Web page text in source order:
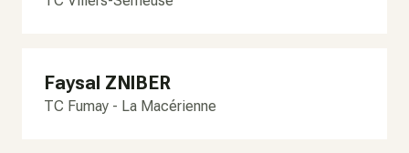
Faysal ZNIBER
TC Fumay - La Macérienne